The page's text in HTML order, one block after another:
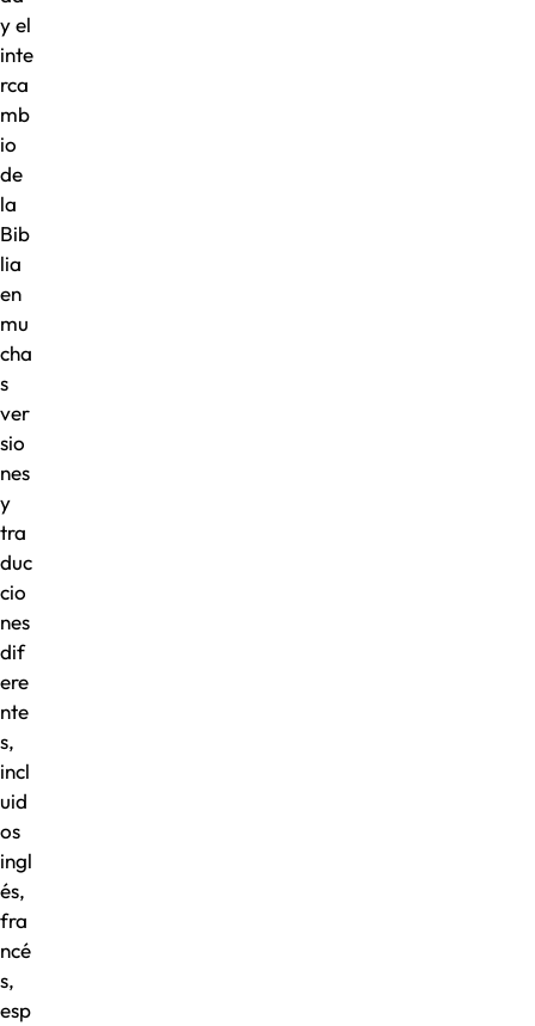
y el
inte
rca
mb
io
de
la
Bib
lia
en
mu
cha
s
ver
sio
nes
y
tra
duc
cio
nes
dif
ere
nte
s,
incl
uid
os
ingl
és,
fra
ncé
s,
esp